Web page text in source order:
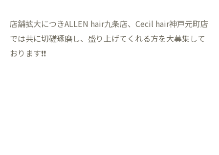
店舗拡大につきALLEN hair九条店、Cecil hair神戸元町店
では共に切磋琢磨し、盛り上げてくれる方を大募集して
おります❗❗